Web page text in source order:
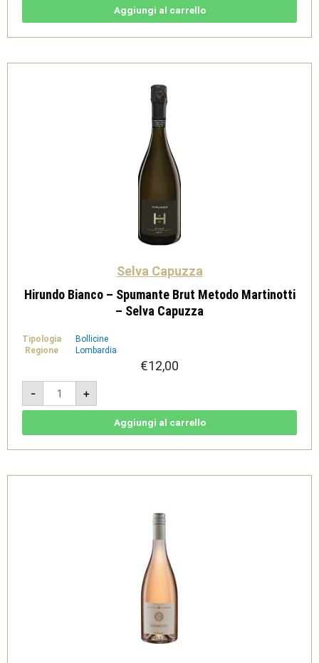
-
quantità
Aggiungi al carrello
Selva Capuzza
Hirundo Bianco – Spumante Brut Metodo Martinotti
– Selva Capuzza
Tipologia
Bollicine
Regione
Lombardia
€12,00
-
Hirundo
Bianco
-
Spumante
-
quantità
+
Aggiungi al carrello